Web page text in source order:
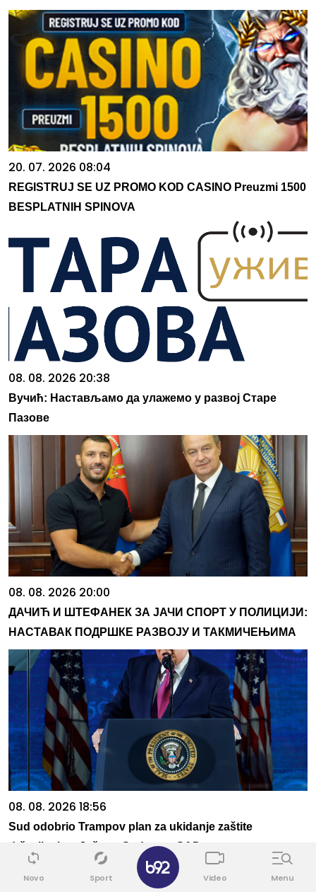
20. 07. 2026 08:04
REGISTRUJ SE UZ PROMO KOD CASINO Preuzmi 1500
BESPLATNIH SPINOVA
08. 08. 2026 20:38
Вучић: Настављамо да улажемо у развој Старе
Пазове
08. 08. 2026 20:00
ДАЧИЋ И ШТЕФАНЕК ЗА ЈАЧИ СПОРТ У ПОЛИЦИЈИ:
НАСТАВАК ПОДРШКЕ РАЗВОЈУ И ТАКМИЧЕЊИМА
08. 08. 2026 18:56
Sud odobrio Trampov plan za ukidanje zaštite
državljanima Južnog Sudana u SAD
Novo Sport Video Menu
✕